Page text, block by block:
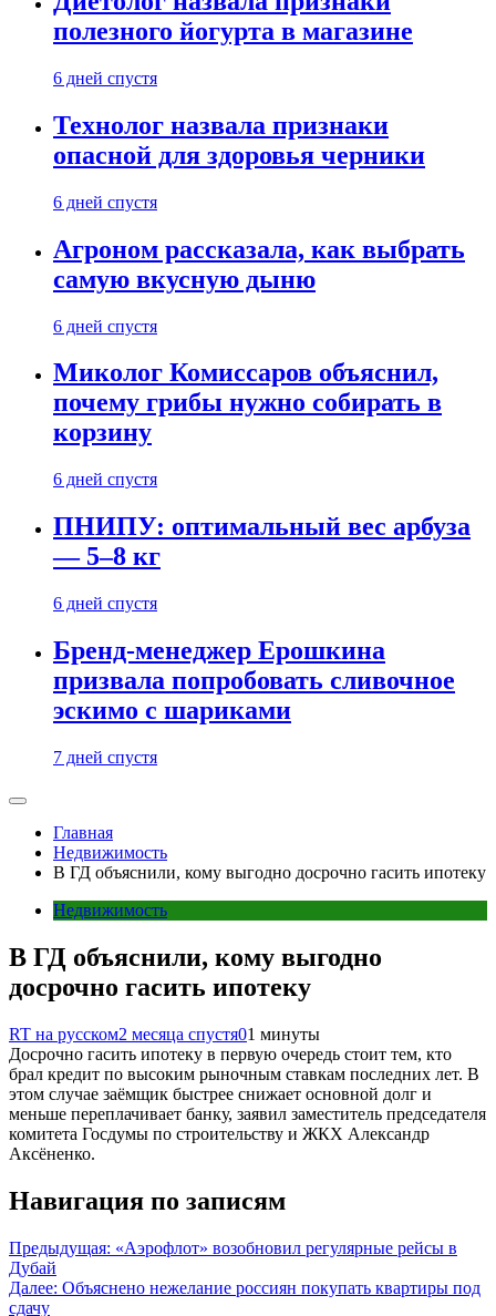
полезного йогурта в магазине
6 дней спустя
Технолог назвала признаки
опасной для здоровья черники
6 дней спустя
Агроном рассказала, как выбрать
самую вкусную дыню
6 дней спустя
Миколог Комиссаров объяснил,
почему грибы нужно собирать в
корзину
6 дней спустя
ПНИПУ: оптимальный вес арбуза
— 5–8 кг
6 дней спустя
Бренд-менеджер Ерошкина
призвала попробовать сливочное
эскимо с шариками
7 дней спустя
Главная
Недвижимость
В ГД объяснили, кому выгодно досрочно гасить ипотеку
Недвижимость
В ГД объяснили, кому выгодно
досрочно гасить ипотеку
RT на русском2 месяца спустя01 минуты
Досрочно гасить ипотеку в первую очередь стоит тем, кто
брал кредит по высоким рыночным ставкам последних лет. В
этом случае заёмщик быстрее снижает основной долг и
меньше переплачивает банку, заявил заместитель председателя
комитета Госдумы по строительству и ЖКХ Александр
Аксёненко.
Навигация по записям
Предыдущая: «Аэрофлот» возобновил регулярные рейсы в
Дубай
Далее: Объяснено нежелание россиян покупать квартиры под
сдачу